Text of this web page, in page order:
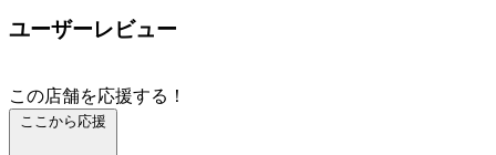
ユーザーレビュー
この店舗を応援する！
ここから応援